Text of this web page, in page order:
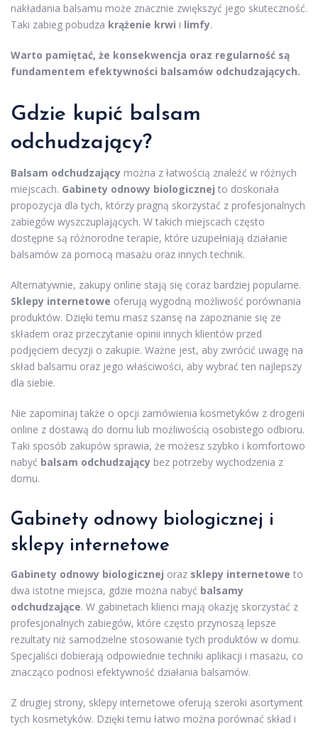
nakładania balsamu może znacznie zwiększyć jego skuteczność.
Taki zabieg pobudza krążenie krwi i limfy.
Warto pamiętać, że konsekwencja oraz regularność są
fundamentem efektywności balsamów odchudzających.
Gdzie kupić balsam
odchudzający?
Balsam odchudzający można z łatwością znaleźć w różnych
miejscach. Gabinety odnowy biologicznej to doskonała
propozycja dla tych, którzy pragną skorzystać z profesjonalnych
zabiegów wyszczuplających. W takich miejscach często
dostępne są różnorodne terapie, które uzupełniają działanie
balsamów za pomocą masażu oraz innych technik.
Alternatywnie, zakupy online stają się coraz bardziej popularne.
Sklepy internetowe oferują wygodną możliwość porównania
produktów. Dzięki temu masz szansę na zapoznanie się ze
składem oraz przeczytanie opinii innych klientów przed
podjęciem decyzji o zakupie. Ważne jest, aby zwrócić uwagę na
skład balsamu oraz jego właściwości, aby wybrać ten najlepszy
dla siebie.
Nie zapominaj także o opcji zamówienia kosmetyków z drogerii
online z dostawą do domu lub możliwością osobistego odbioru.
Taki sposób zakupów sprawia, że możesz szybko i komfortowo
nabyć balsam odchudzający bez potrzeby wychodzenia z
domu.
Gabinety odnowy biologicznej i
sklepy internetowe
Gabinety odnowy biologicznej oraz sklepy internetowe to
dwa istotne miejsca, gdzie można nabyć balsamy
odchudzające. W gabinetach klienci mają okazję skorzystać z
profesjonalnych zabiegów, które często przynoszą lepsze
rezultaty niż samodzielne stosowanie tych produktów w domu.
Specjaliści dobierają odpowiednie techniki aplikacji i masażu, co
znacząco podnosi efektywność działania balsamów.
Z drugiej strony, sklepy internetowe oferują szeroki asortyment
tych kosmetyków. Dzięki temu łatwo można porównać skład i